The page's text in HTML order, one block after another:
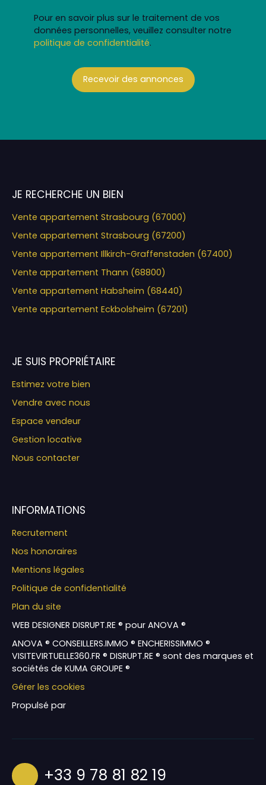
Pour en savoir plus sur le traitement de vos
données personnelles, veuillez consulter notre
politique de confidentialité.
Recevoir des annonces
JE RECHERCHE UN BIEN
Vente appartement Strasbourg (67000)
Vente appartement Strasbourg (67200)
Vente appartement Illkirch-Graffenstaden (67400)
Vente appartement Thann (68800)
Vente appartement Habsheim (68440)
Vente appartement Eckbolsheim (67201)
JE SUIS PROPRIÉTAIRE
Estimez votre bien
Vendre avec nous
Espace vendeur
Gestion locative
Nous contacter
INFORMATIONS
Recrutement
Nos honoraires
Mentions légales
Politique de confidentialité
Plan du site
WEB DESIGNER DISRUPT.RE ® pour ANOVA ®
ANOVA ® CONSEILLERS.IMMO ® ENCHERISSIMMO ®
VISITEVIRTUELLE360.FR ® DISRUPT.RE ® sont des marques et
sociétés de KUMA GROUPE ®
Gérer les cookies
Propulsé par
+33 9 78 81 82 19